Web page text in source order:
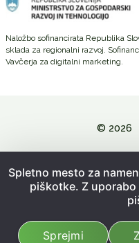
Naložbo sofinancirata Republika
sklada za regionalni razvoj.
Vavčerja za digitalni marketing.
© 2026
Splošni
Izdelava
Spletno mesto za
piškotke. Z
Sprejmi